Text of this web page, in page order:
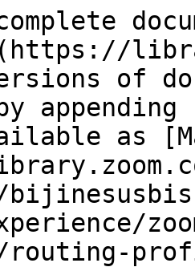
of
as
routing-